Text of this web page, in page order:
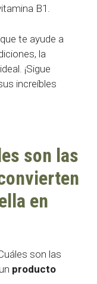
B1.
te ayude a
la
¡Sigue
increíbles
son las
en
son las
producto